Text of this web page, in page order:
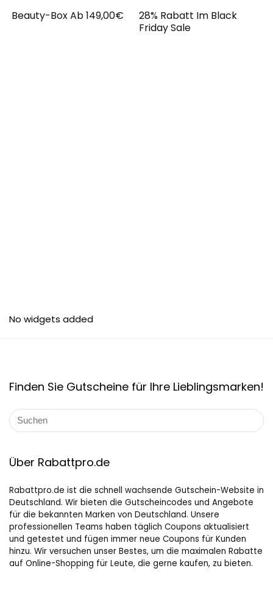
Beauty-Box Ab 149,00€
28% Rabatt Im Black
Friday Sale
No widgets added
Finden Sie Gutscheine für Ihre Lieblingsmarken!
Über Rabattpro.de
Rabattpro.de ist die schnell wachsende Gutschein-Website in
Deutschland. Wir bieten die Gutscheincodes und Angebote
für die bekannten Marken von Deutschland. Unsere
professionellen Teams haben täglich Coupons aktualisiert
und getestet und fügen immer neue Coupons für Kunden
hinzu. Wir versuchen unser Bestes, um die maximalen Rabatte
auf Online-Shopping für Leute, die gerne kaufen, zu bieten.